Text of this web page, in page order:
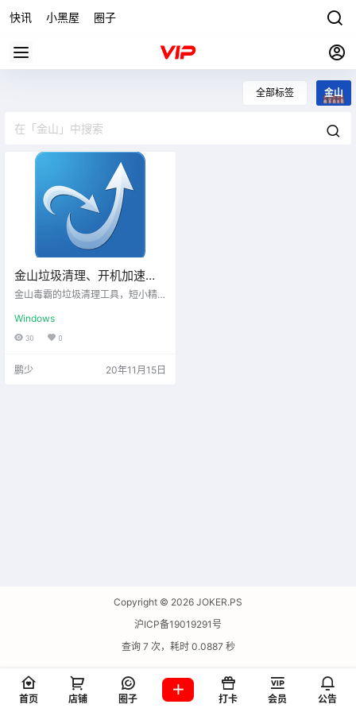
快讯 小黑屋 圈子
全部标签 金山
金山垃圾清理、开机加速、
软件管理独立版本
金山毒霸的垃圾清理工具，短小精
画面还是扫描界面，设计得都是大
气有档次，而且还有着和界面一样
的感觉！金山毒霸的开机加速工具
Windows
30 0
鹏少 20年11月15日
Copyright © 2026 JOKER.PS
沪ICP备19019291号
查询 7 次，耗时 0.0887 秒
首页 店铺 圈子 打卡 会员 公告